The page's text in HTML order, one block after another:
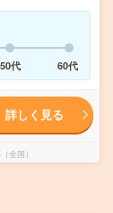
50代 60代
詳しく見る
全国）